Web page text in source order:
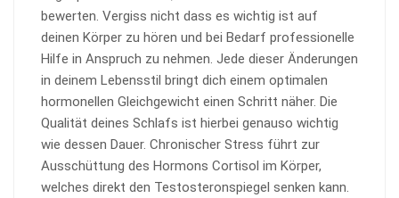
bewerten. Vergiss nicht dass es wichtig ist auf
deinen Körper zu hören und bei Bedarf professionelle
Hilfe in Anspruch zu nehmen. Jede dieser Änderungen
in deinem Lebensstil bringt dich einem optimalen
hormonellen Gleichgewicht einen Schritt näher. Die
Qualität deines Schlafs ist hierbei genauso wichtig
wie dessen Dauer. Chronischer Stress führt zur
Ausschüttung des Hormons Cortisol im Körper,
welches direkt den Testosteronspiegel senken kann.